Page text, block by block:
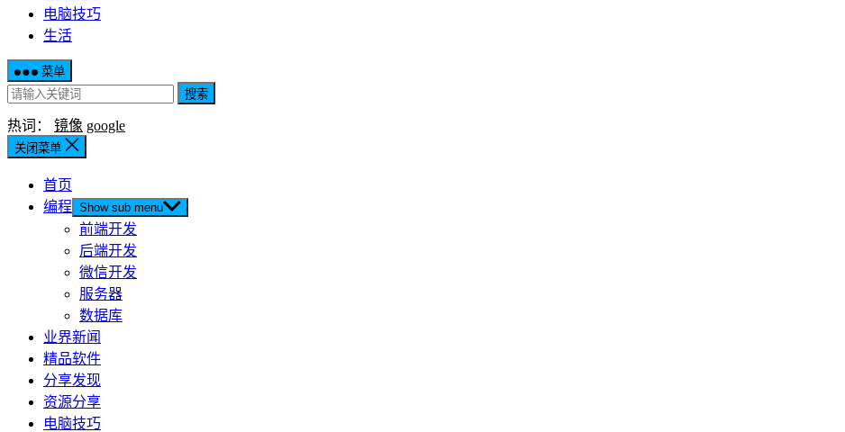
电脑技巧
生活
菜单
搜索
热词： 镜像 google
关闭菜单
首页
编程 Show sub menu
前端开发
后端开发
微信开发
服务器
数据库
业界新闻
精品软件
分享发现
资源分享
电脑技巧